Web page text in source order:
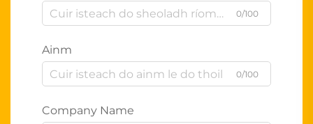
0/100
Ainm
0/100
Company Name